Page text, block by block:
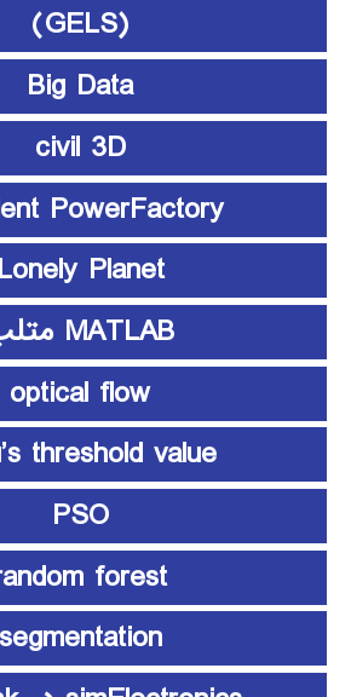
(GELS)
Big Data
civil 3D
PowerFactory
Lonely Planet
MATLAB متلب
optical flow
threshold value
PSO
forest
segmentation